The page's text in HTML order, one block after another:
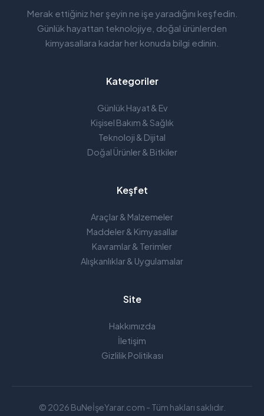
Merak ettiğiniz her şeyin ne işe yaradığını keşfedin.
Günlük hayattan teknolojiye, doğal ürünlerden
kimyasallara kadar her konuda bilgi edinin.
Kategoriler
Günlük Hayat & Ev
Kişisel Bakım & Sağlık
Teknoloji & Dijital
Doğal Ürünler & Bitkiler
Keşfet
Araçlar & Malzemeler
Maddeler & Kimyasallar
Kavramlar & Terimler
Alışkanlıklar & Uygulamalar
Site
Hakkımızda
İletişim
Gizlilik Politikası
© 2026 BuNeİşeYarar.com - Tüm hakları saklıdır.